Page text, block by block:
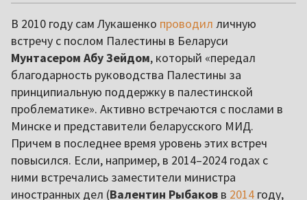
В 2010 году сам Лукашенко проводил личную
встречу с послом Палестины в Беларуси
Мунтасером Абу Зейдом, который «передал
благодарность руководства Палестины за
принципиальную поддержку в палестинской
проблематике». Активно встречаются с послами в
Минске и представители беларусского МИД.
Причем в последнее время уровень этих встреч
повысился. Если, например, в 2014–2024 годах с
ними встречались заместители министра
иностранных дел (Валентин Рыбаков в 2014 году,